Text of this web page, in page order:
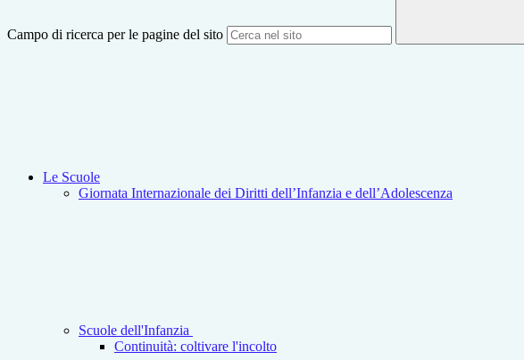
Campo di ricerca per le pagine del sito
Le Scuole
Giornata Internazionale dei Diritti dell’Infanzia e dell’Adolescenza
Scuole dell'Infanzia
Continuità: coltivare l'incolto